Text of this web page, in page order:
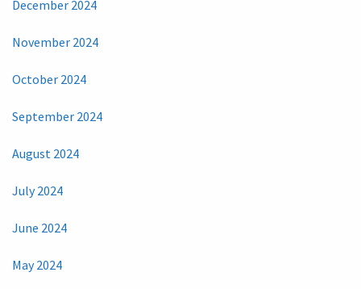
December 2024
November 2024
October 2024
September 2024
August 2024
July 2024
June 2024
May 2024